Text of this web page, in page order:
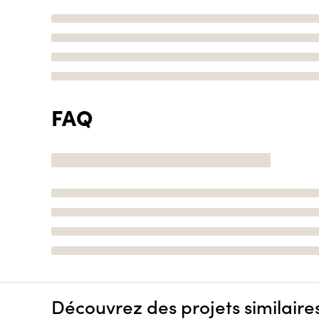
FAQ
Découvrez des projets